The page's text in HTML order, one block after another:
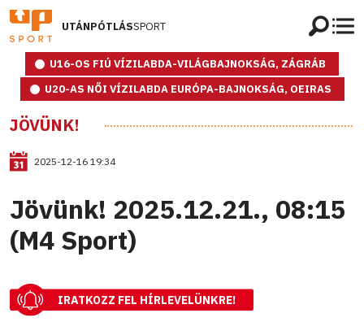
UTÁNPÓTLÁSSPORT
U16-OS FIÚ VÍZILABDA-VILÁGBAJNOKSÁG, ZÁGRÁB
U20-AS NŐI VÍZILABDA EURÓPA-BAJNOKSÁG, OEIRAS
JÖVÜNK!
2025-12-16 19:34
Jövünk! 2025.12.21., 08:15
(M4 Sport)
IRATKOZZ FEL HÍRLEVELÜNKRE!